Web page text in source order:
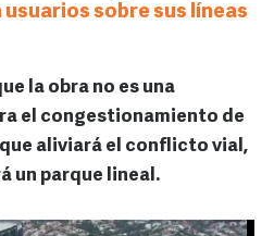
sobre sus líneas
la obra no es una
el congestionamiento de
que aliviará el conflicto vial,
un parque lineal.